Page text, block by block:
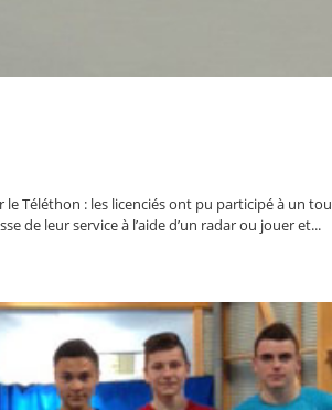
Téléthon : les licenciés ont pu participé à un
de leur service à l’aide d’un radar ou jouer et...